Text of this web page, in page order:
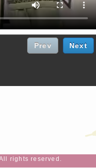
Prev Next
rights reserved.